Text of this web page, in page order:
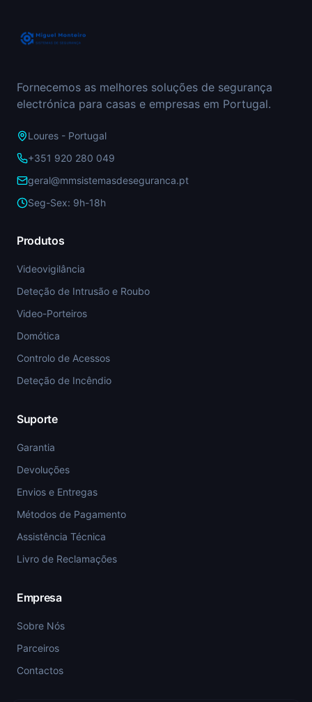
Fornecemos as melhores soluções de segurança
electrónica para casas e empresas em Portugal.
Loures - Portugal
+351 920 280 049
geral@mmsistemasdeseguranca.pt
Seg-Sex: 9h-18h
Produtos
Videovigilância
Deteção de Intrusão e Roubo
Video-Porteiros
Domótica
Controlo de Acessos
Deteção de Incêndio
Suporte
Garantia
Devoluções
Envios e Entregas
Métodos de Pagamento
Assistência Técnica
Livro de Reclamações
Empresa
Sobre Nós
Parceiros
Contactos